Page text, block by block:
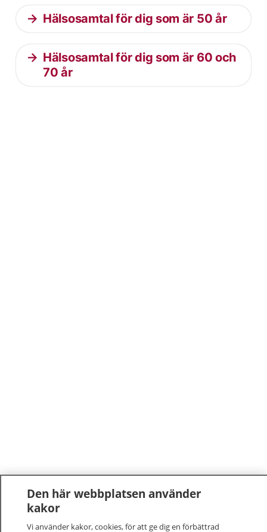
Hälsosamtal för dig som är 50 år
Hälsosamtal för dig som är 60 och
70 år
Den här webbplatsen använder
kakor
Vi använder kakor, cookies, för att ge dig en förbättrad